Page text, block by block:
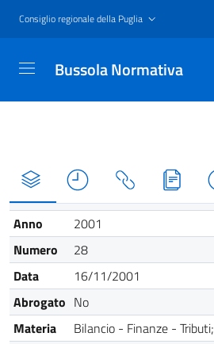
Consiglio regionale della Puglia
Bussola Normativa
Anno
2001
Numero
28
Data
16/11/2001
Abrogato No
Materia
Bilancio - Finanze - Tributi;